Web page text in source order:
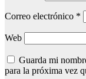
Correo electrónico *
Web
Guarda mi
para la próxima vez